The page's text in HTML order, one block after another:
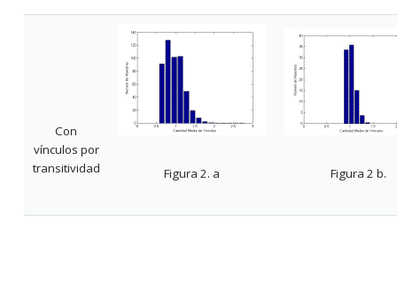
Con
vínculos por
transitividad
Figura 2. a Figura 2 b.